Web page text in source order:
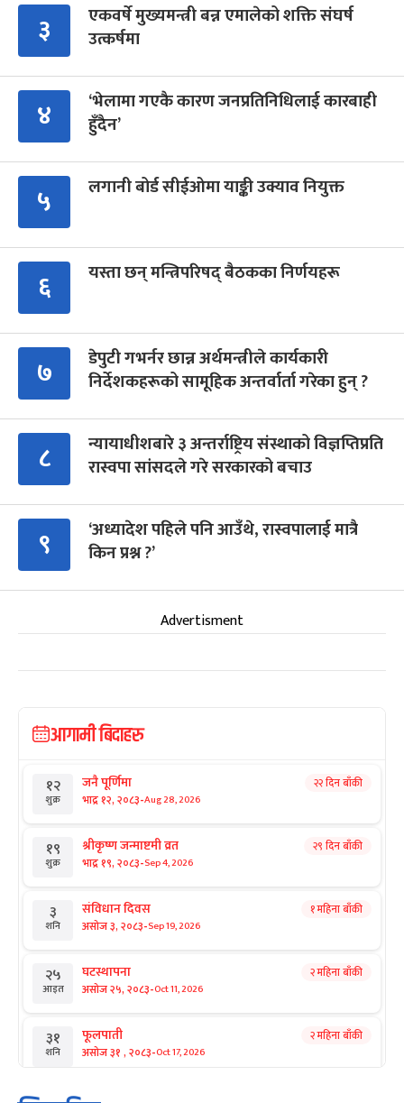
३
एकवर्षे मुख्यमन्त्री बन्न एमालेको शक्ति संघर्ष
उत्कर्षमा
४
‘भेलामा गएकै कारण जनप्रतिनिधिलाई कारबाही
हुँदैन’
५ लगानी बोर्ड सीईओमा याङ्की उक्याव नियुक्त
६ यस्ता छन् मन्त्रिपरिषद् बैठकका निर्णयहरू
७
डेपुटी गभर्नर छान्न अर्थमन्त्रीले कार्यकारी
निर्देशकहरूको सामूहिक अन्तर्वार्ता गरेका हुन् ?
८
न्यायाधीशबारे ३ अन्तर्राष्ट्रिय संस्थाको विज्ञप्तिप्रति
रास्वपा सांसदले गरे सरकारको बचाउ
९
‘अध्यादेश पहिले पनि आउँथे, रास्वपालाई मात्रै
किन प्रश्न ?’
Advertisment
आगामी बिदाहरु
१२
शुक्र
जनै पूर्णिमा
भाद्र १२, २०८३-Aug 28, 2026
२२ दिन बाँकी
१९
शुक्र
श्रीकृष्ण जन्माष्टमी व्रत
भाद्र १९, २०८३-Sep 4, 2026
२९ दिन बाँकी
३
शनि
संविधान दिवस
असोज ३, २०८३-Sep 19, 2026
१ महिना बाँकी
२५
आइत
घटस्थापना
असोज २५, २०८३-Oct 11, 2026
२ महिना बाँकी
३१
शनि
फूलपाती
असोज ३१ , २०८३-Oct 17, 2026
२ महिना बाँकी
कार्तिक सङ्क्रान्ति